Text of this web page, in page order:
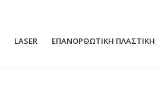
LASER ΕΠΑΝΟΡΘΩΤΙΚΗ ΠΛΑΣΤΙΚΗ